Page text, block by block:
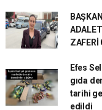
ZAFERİ
Efes
gıda
tarihi
edildi